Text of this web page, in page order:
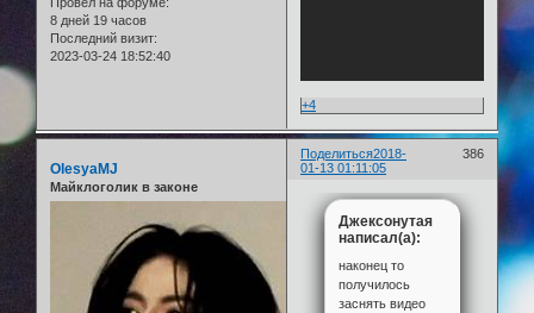
8 дней 19 часов
Последний визит:
2023-03-24 18:52:40
+4
Поделиться 386
2018-
01-13 01:11:05
OlesyaMJ
Майклоголик в законе
Джексонутая
написал(а):
наконец то
получилось
заснять видео